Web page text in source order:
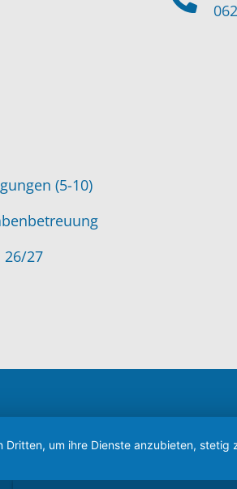
(5-10)
26/27
Dritten, um ihre Dienste anzubieten,